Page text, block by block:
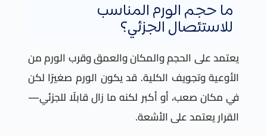
ما حجم الورم المناسب
للاستئصال الجزئي؟
يعتمد على الحجم والمكان والعمق وقرب الورم من
الأوعية وتجويف الكلية. قد يكون الورم صغيرًا لكن
في مكان صعب، أو أكبر لكنه ما زال قابلًا للجزئي—
القرار يعتمد على الأشعة.